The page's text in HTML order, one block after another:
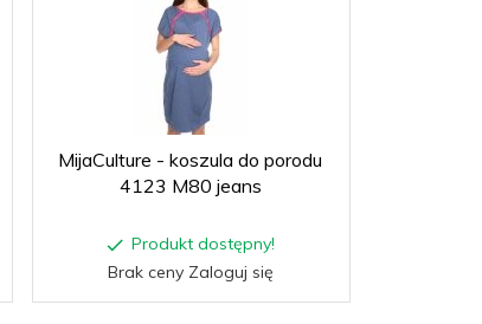
MijaCulture - koszula do porodu
4123 M80 jeans
Produkt dostępny!
Brak ceny Zaloguj się